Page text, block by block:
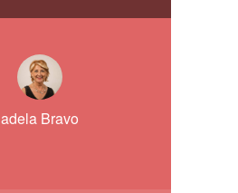
adela Bravo